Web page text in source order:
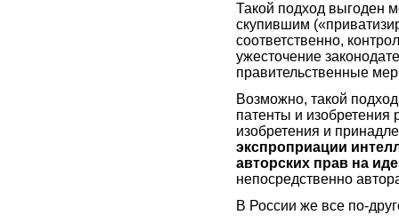
Такой подход выгоден
скупившим
соответственно,
ужесточение
правительственные
Возможно, такой
патенты и изобретения
изобретения и
экспроприации
авторских прав на
непосредственно
В России же все по-